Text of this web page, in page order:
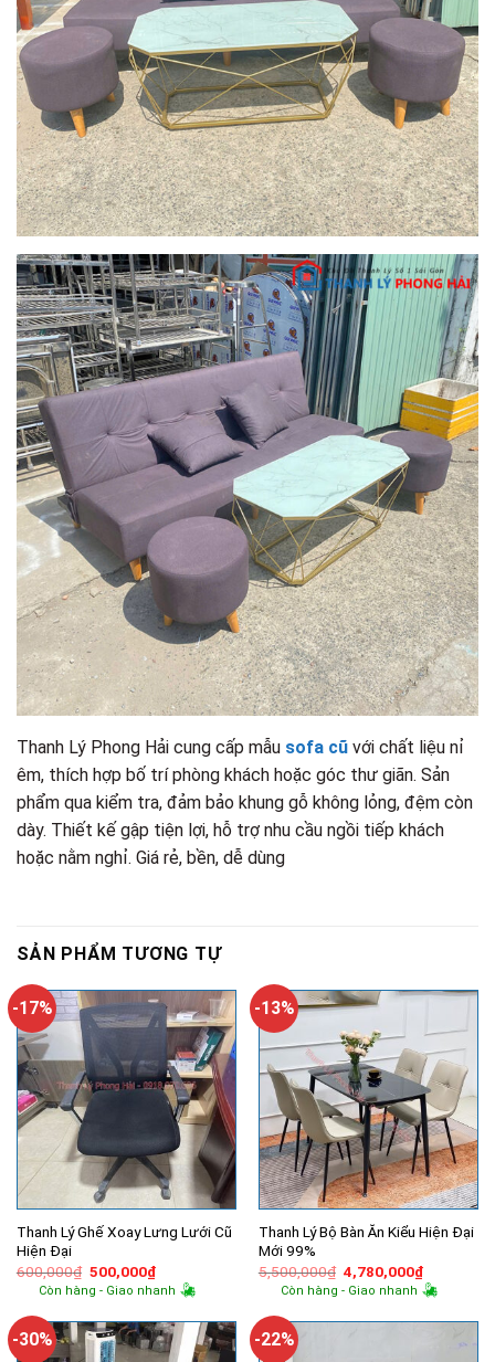
Thanh Lý Phong Hải cung cấp mẫu sofa cũ với chất liệu nỉ
êm, thích hợp bố trí phòng khách hoặc góc thư giãn. Sản
phẩm qua kiểm tra, đảm bảo khung gỗ không lỏng, đệm còn
dày. Thiết kế gập tiện lợi, hỗ trợ nhu cầu ngồi tiếp khách
hoặc nằm nghỉ. Giá rẻ, bền, dễ dùng
SẢN PHẨM TƯƠNG TỰ
-17%
Thanh Lý Ghế Xoay Lưng Lưới Cũ
Hiện Đại
600,000₫ Giá
gốc
là:
500,000₫Giá
hiện
tại
500,000₫.
Còn hàng - Giao nhanh
-13%
Thanh Lý Bộ Bàn Ăn Kiểu Hiện Đại
Mới 99%
5,500,000₫ Giá
gốc
là:
4,780,000₫Giá
hiện
tại
Còn hàng - Giao nhanh
-30% -22%